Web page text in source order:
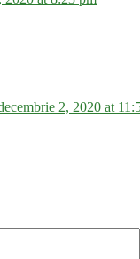
2, 2020 at